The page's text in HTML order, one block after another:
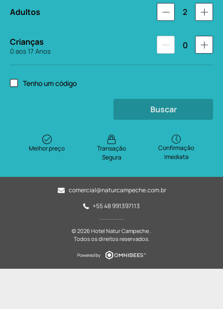
Adultos 2
Crianças
0 aos 17 Anos
0
Tenho um código
Buscar
Melhor preço
Transação
Segura
Confirmação
Imediata
comercial@naturcampeche.com.br
+55 48 991397113
© 2026 Hotel Natur Campeche .
Todos os direitos reservados.
Powered by